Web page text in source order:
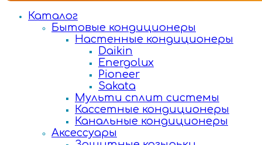
Каталог
Бытовые кондиционеры
Настенные кондиционеры
Daikin
Energolux
Pioneer
Sakata
Мульти сплит системы
Кассетные кондиционеры
Канальные кондиционеры
Аксессуары